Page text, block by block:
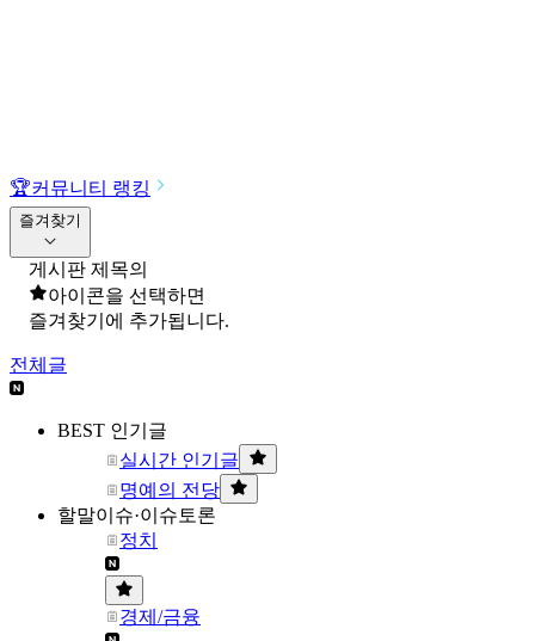
🏆커뮤니티 랭킹
즐겨찾기
게시판 제목의
아이콘을 선택하면
즐겨찾기에 추가됩니다.
전체글
BEST 인기글
실시간 인기글
명예의 전당
할말이슈·이슈토론
정치
경제/금융